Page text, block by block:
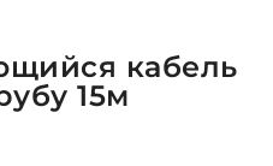
кабель
15м